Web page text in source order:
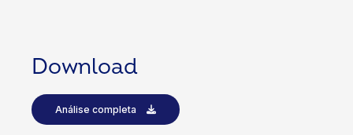
Download
Análise completa